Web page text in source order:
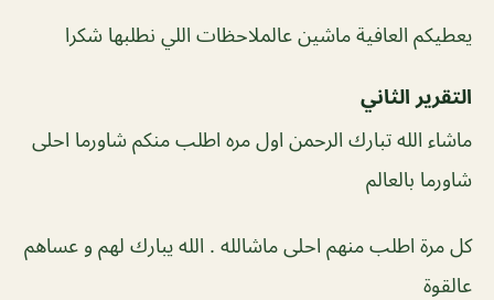
يعطيكم العافية ماشين عالملاحظات اللي نطلبها شكرا
التقرير الثاني
ماشاء الله تبارك الرحمن اول مره اطلب منكم شاورما احلى
شاورما بالعالم
كل مرة اطلب منهم احلى ماشالله . الله يبارك لهم و عساهم
عالقوة